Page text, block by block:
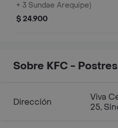
+ 3 Sundae Arequipe)
$ 24.900
Sobre KFC - Postres
Dirección
Viva
25,